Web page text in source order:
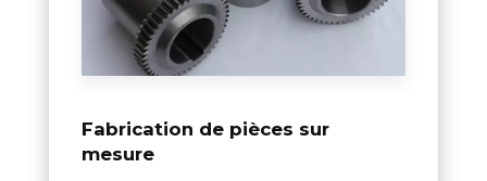
Fabrication de pièces sur
mesure